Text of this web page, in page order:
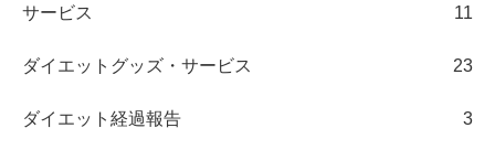
サービス 11
ダイエットグッズ・サービス 23
ダイエット経過報告 3